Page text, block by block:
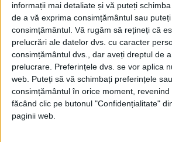
informații mai detaliate și vă puteți
de a vă exprima consimțământul sau
consimțământul. Vă rugăm să rețineți că
prelucrări ale datelor dvs. cu caracter
consimțământul dvs., dar aveți dreptul de
prelucrare. Preferințele dvs. se vor aplica
web. Puteți să vă schimbați preferințele
consimțământul în orice moment, revenind
făcând clic pe butonul "Confidențialitate"
paginii web.
ARTICOLE ONLINE
Kim Jong Un a prezentat două noi
care arată șocant de asemănător cu
americane
Coreea de Nord a avut o altă paradă a
săptămână, dar au